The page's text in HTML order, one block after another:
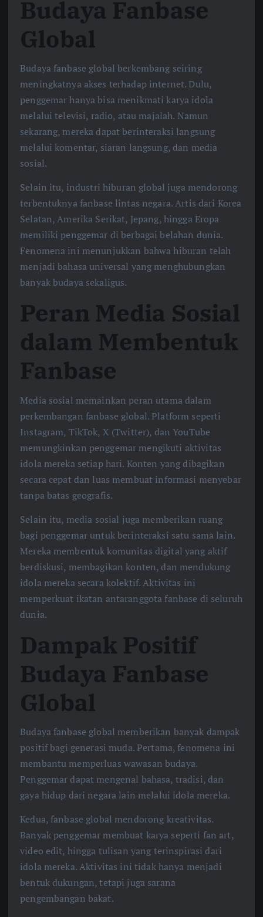
Budaya Fanbase
Global
Budaya fanbase global berkembang seiring
meningkatnya akses terhadap internet. Dulu,
penggemar hanya bisa menikmati karya idola
melalui televisi, radio, atau majalah. Namun
sekarang, mereka dapat berinteraksi langsung
melalui komentar, siaran langsung, dan media
sosial.
Selain itu, industri hiburan global juga mendorong
terbentuknya fanbase lintas negara. Artis dari Korea
Selatan, Amerika Serikat, Jepang, hingga Eropa
memiliki penggemar di berbagai belahan dunia.
Fenomena ini menunjukkan bahwa hiburan telah
menjadi bahasa universal yang menghubungkan
banyak budaya sekaligus.
Peran Media Sosial
dalam Membentuk
Fanbase
Media sosial memainkan peran utama dalam
perkembangan fanbase global. Platform seperti
Instagram, TikTok, X (Twitter), dan YouTube
memungkinkan penggemar mengikuti aktivitas
idola mereka setiap hari. Konten yang dibagikan
secara cepat dan luas membuat informasi menyebar
tanpa batas geografis.
Selain itu, media sosial juga memberikan ruang
bagi penggemar untuk berinteraksi satu sama lain.
Mereka membentuk komunitas digital yang aktif
berdiskusi, membagikan konten, dan mendukung
idola mereka secara kolektif. Aktivitas ini
memperkuat ikatan antaranggota fanbase di seluruh
dunia.
Dampak Positif
Budaya Fanbase
Global
Budaya fanbase global memberikan banyak dampak
positif bagi generasi muda. Pertama, fenomena ini
membantu memperluas wawasan budaya.
Penggemar dapat mengenal bahasa, tradisi, dan
gaya hidup dari negara lain melalui idola mereka.
Kedua, fanbase global mendorong kreativitas.
Banyak penggemar membuat karya seperti fan art,
video edit, hingga tulisan yang terinspirasi dari
idola mereka. Aktivitas ini tidak hanya menjadi
bentuk dukungan, tetapi juga sarana
pengembangan bakat.